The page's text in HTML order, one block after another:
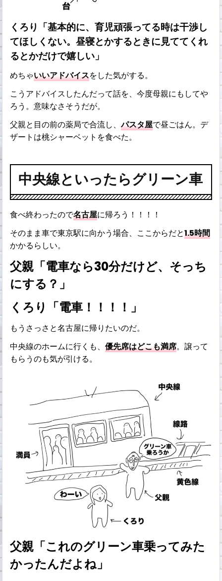
くろり「基本的に、育児頑張ってる時は干渉し
てほしくない。昼寝とかするときに見ててくれ
るとかだけで嬉しい」
めちゃいいアドバイスをした気がする。
こうアドバイスしたんだって話を、今度母親にもしてや
ろう。意味なさそうだが。
父親と目の前の薬局で合流し、パスタ屋で昼ごはん。デ
ザートは桃シャーベットを食べた。
中央線といったらグリーン車
食べ終わったので名古屋に帰ろう！！！！
そのまま車で東京駅に向かう場合、ここからだと1.5時間
かかるらしい。
父親「電車なら30分だけど、そっち
にする？」
くろり「電車！！！！」
もうさっさと名古屋に帰りたいのだ。
中央線のホームに行くも、優先席はどこも満席。譲って
もらうのも気が引ける。
父親「これのグリーン車乗ってみた
かったんだよね」